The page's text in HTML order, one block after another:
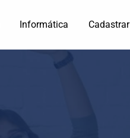
Informática Cadastrar